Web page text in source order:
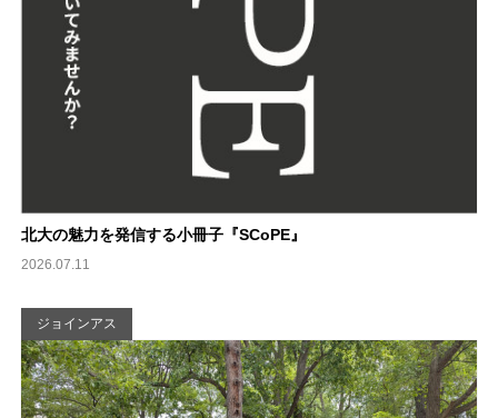
北大の魅力を発信する小冊子『SCoPE』
2026.07.11
ジョインアス